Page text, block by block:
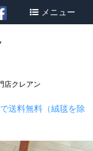
店クレアン
メニュー
送料無料（絨毯を除